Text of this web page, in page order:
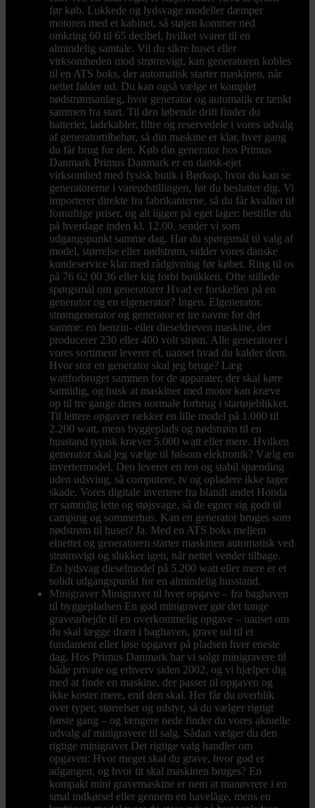
før køb. Lukkede og lydsvage modeller dæmper
motoren med et kabinet, så støjen kommer ned
omkring 60 til 65 decibel, hvilket svarer til en
almindelig samtale. Vil du sikre huset eller
virksomheden mod strømsvigt, kan generatoren kobles
til en ATS boks, der automatisk starter maskinen, når
nettet falder ud. Du kan også vælge et komplet
nødstrømsanlæg, hvor generator og automatik er tænkt
sammen fra start. Til den løbende drift finder du
batterier, ladekabler, filtre og reservedele i vores udvalg
af generatortilbehør, så din maskine er klar, hver gang
du får brug for den. Køb din generator hos Primus
Danmark Primus Danmark er en dansk-ejet
virksomhed med fysisk butik i Børkop, hvor du kan se
generatorerne i vareudstillingen, før du beslutter dig. Vi
importerer direkte fra fabrikanterne, så du får kvalitet til
fornuftige priser, og alt ligger på eget lager: bestiller du
på hverdage inden kl. 12.00, sender vi som
udgangspunkt samme dag. Har du spørgsmål til valg af
model, størrelse eller nødstrøm, sidder vores danske
kundeservice klar med rådgivning før købet. Ring til os
på 76 62 00 36 eller kig forbi butikken. Ofte stillede
spørgsmål om generatorer Hvad er forskellen på en
generator og en elgenerator? Ingen. Elgenerator,
strømgenerator og generator er tre navne for det
samme: en benzin- eller dieseldreven maskine, der
producerer 230 eller 400 volt strøm. Alle generatorer i
vores sortiment leverer el, uanset hvad du kalder dem.
Hvor stor en generator skal jeg bruge? Læg
wattforbruget sammen for de apparater, der skal køre
samtidig, og husk at maskiner med motor kan kræve
op til tre gange deres normale forbrug i startøjeblikket.
Til lettere opgaver rækker en lille model på 1.000 til
2.200 watt, mens byggeplads og nødstrøm til en
husstand typisk kræver 5.000 watt eller mere. Hvilken
generator skal jeg vælge til følsom elektronik? Vælg en
invertermodel. Den leverer en ren og stabil spænding
uden udsving, så computere, tv og opladere ikke tager
skade. Vores digitale invertere fra blandt andet Honda
er samtidig lette og støjsvage, så de egner sig godt til
camping og sommerhus. Kan en generator bruges som
nødstrøm til huset? Ja. Med en ATS boks mellem
elnettet og generatoren starter maskinen automatisk ved
strømsvigt og slukker igen, når nettet vender tilbage.
En lydsvag dieselmodel på 5.200 watt eller mere er et
solidt udgangspunkt for en almindelig husstand.
Minigraver Minigraver til hver opgave – fra baghaven
til byggepladsen En god minigraver gør det tunge
gravearbejde til en overkommelig opgave – uanset om
du skal lægge dræn i baghaven, grave ud til et
fundament eller løse opgaver på pladsen hver eneste
dag. Hos Primus Danmark har vi solgt minigravere til
både private og erhverv siden 2002, og vi hjælper dig
med at finde en maskine, der passer til opgaven og
ikke koster mere, end den skal. Her får du overblik
over typer, størrelser og udstyr, så du vælger rigtigt
første gang – og længere nede finder du vores aktuelle
udvalg af minigravere til salg. Sådan vælger du den
rigtige minigraver Det rigtige valg handler om
opgaven: Hvor meget skal du grave, hvor god er
adgangen, og hvor tit skal maskinen bruges? En
kompakt mini gravemaskine er nem at manøvrere i en
smal indkørsel eller gennem en havelåge, mens en